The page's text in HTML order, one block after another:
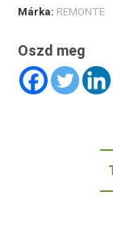
Márka: REMONTE
Oszd meg